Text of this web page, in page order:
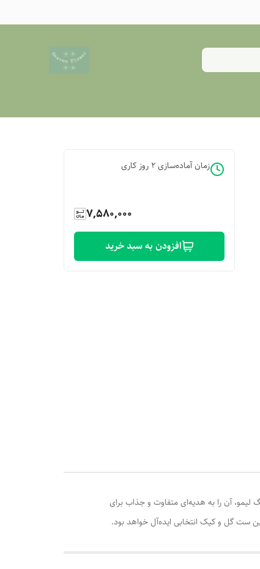
زمان آماده‌سازی2 روز کاری
7,580,000
افزودن به سبد خرید
آن را به هدیه‌ای متفاوت و جذاب برای
ست گل و کیک انتخابی ایده‌آل خواهد بود.